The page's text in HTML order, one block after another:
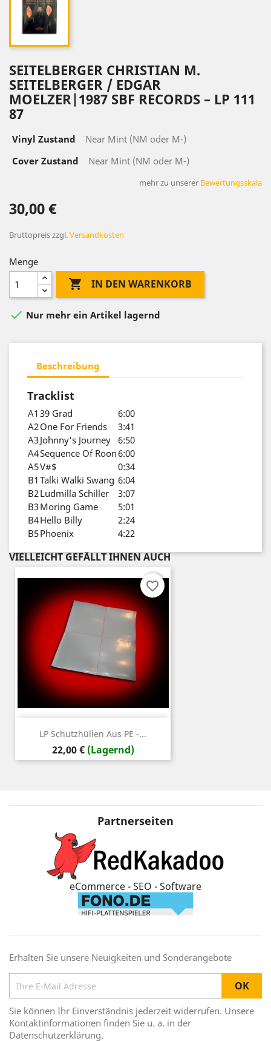
SEITELBERGER CHRISTIAN M.
SEITELBERGER / EDGAR
MOELZER|1987 SBF RECORDS ‎– LP 111
87
Vinyl Zustand
Near Mint (NM oder M-)
Cover Zustand
Near Mint (NM oder M-)
mehr zu unserer Bewertungsskala
30,00 €
Bruttopreiszzgl.Versandkosten
Menge
 IN DEN WARENKORB
 Nur mehr ein Artikel lagernd
Beschreibung
Tracklist
A1 39 Grad
6:00
A2One For Friends
3:41
A3Johnny's Journey 6:50
A4Sequence Of Roon6:00
A5V#$
0:34
B1 Talki Walki Swang 6:04
B2Ludmilla Schiller
3:07
B3Moring Game
5:01
B4Hello Billy
2:24
B5Phoenix 4:22
VIELLEICHT GEFÄLLT IHNEN AUCH
LP Schutzhüllen Aus PE -...
Preis
22,00 € (Lagernd)
favorite_border
Partnerseiten
eCommerce - SEO - Software
Erhalten Sie unsere Neuigkeiten und Sonderangebote
Sie können Ihr Einverständnis jederzeit widerrufen. Unsere
Kontaktinformationen finden Sie u. a. in der
Datenschutzerklärung.